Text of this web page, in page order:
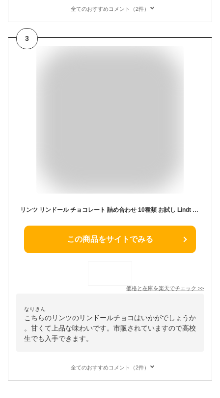
全てのおすすめコメント（2件）
3
リンツ リンドール チョコレート 詰め合わせ 10種類 お試し Lindt LINDOR ボンボン チョコ アソート バレンタイン ホワイトデー バレンタインデー お返し リンドールチョコ ホワイト ミルク 義理チョコ 個包装 退職 プチギフト
この商品をサイトでみる
価格と在庫を楽天でチェック >>
なりきん
こちらのリンツのリンドールチョコはいかがでしょうか
。甘くて上品な味わいです。市販されていますので高校
生でも入手できます。
全てのおすすめコメント（2件）